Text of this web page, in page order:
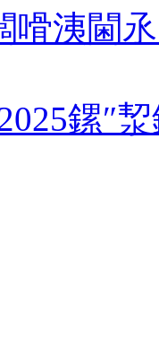
嗗洟閫
鏍″